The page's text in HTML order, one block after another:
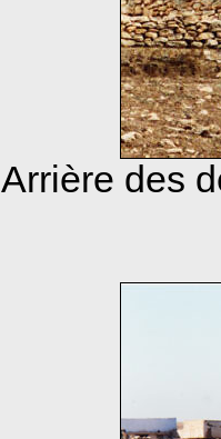
Arrière des